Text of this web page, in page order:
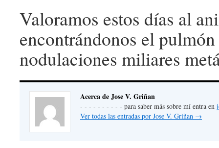
Valoramos estos días al
encontrándonos el
nodulaciones miliares
Acerca de Jose V. Griñan
- - - - - - - - - - para saber más sobre mí entra en
Ver todas las entradas por Jose V. Griñan →